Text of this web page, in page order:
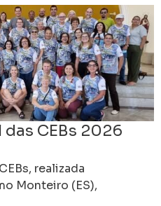
CEBs 2026
realizada
Monteiro (ES),